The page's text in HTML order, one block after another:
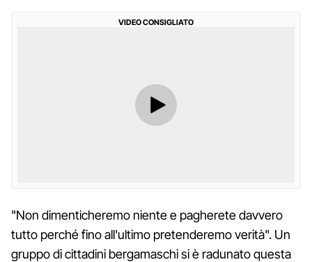
VIDEO CONSIGLIATO
"Non dimenticheremo niente e pagherete davvero
tutto perché fino all'ultimo pretenderemo verità". Un
gruppo di cittadini bergamaschi si è radunato questa